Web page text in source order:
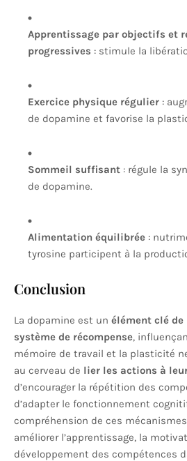
Apprentissage par objectifs et
progressives : stimule la
Exercice physique régulier :
de dopamine et favorise la
Sommeil suffisant : régule la
de dopamine.
Alimentation équilibrée :
tyrosine participent à la
Conclusion
La dopamine est un élément clé de
système de récompense,
mémoire de travail et la plasticité
au cerveau de lier les actions à
d’encourager la répétition des
d’adapter le fonctionnement
compréhension de ces
améliorer l’apprentissage, la
développement des compétences